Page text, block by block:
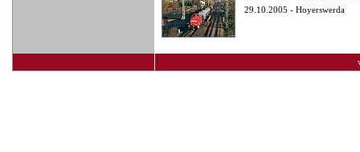
29.10.2005 - Hoyerswerda